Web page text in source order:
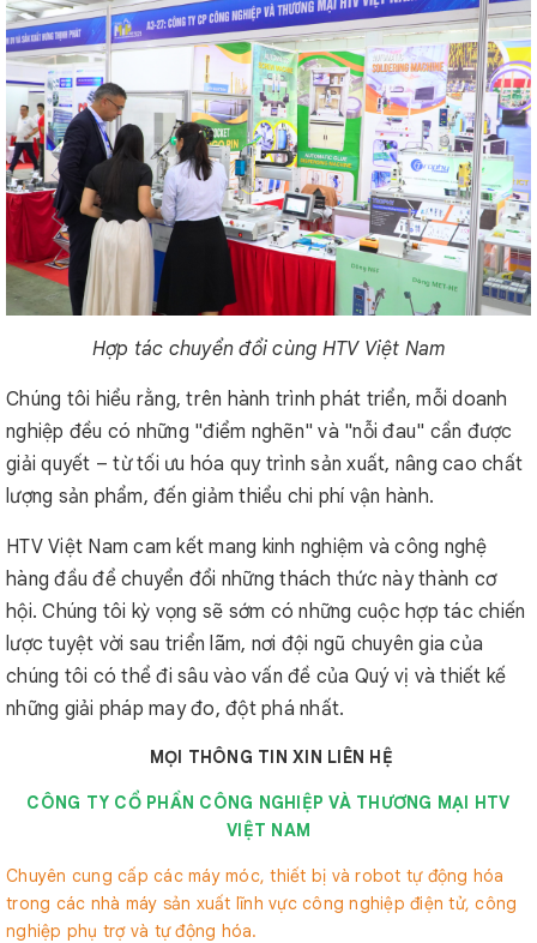
Hợp tác chuyển đổi cùng HTV Việt Nam
Chúng tôi hiểu rằng, trên hành trình phát triển, mỗi doanh
nghiệp đều có những "điểm nghẽn" và "nỗi đau" cần được
giải quyết – từ tối ưu hóa quy trình sản xuất, nâng cao chất
lượng sản phẩm, đến giảm thiểu chi phí vận hành.
HTV Việt Nam cam kết mang kinh nghiệm và công nghệ
hàng đầu để chuyển đổi những thách thức này thành cơ
hội. Chúng tôi kỳ vọng sẽ sớm có những cuộc hợp tác chiến
lược tuyệt vời sau triển lãm, nơi đội ngũ chuyên gia của
chúng tôi có thể đi sâu vào vấn đề của Quý vị và thiết kế
những giải pháp may đo, đột phá nhất.
MỌI THÔNG TIN XIN LIÊN HỆ
CÔNG TY CỔ PHẦN CÔNG NGHIỆP VÀ THƯƠNG MẠI HTV
VIỆT NAM
Chuyên cung cấp các máy móc, thiết bị và robot tự động hóa
trong các nhà máy sản xuất lĩnh vực công nghiệp điện tử, công
nghiệp phụ trợ và tự động hóa.